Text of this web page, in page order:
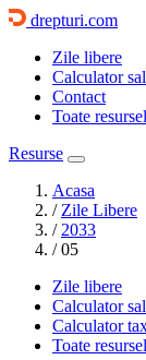
drepturi.com
Zile libere
Calculator
Contact
Toate
Resurse
Acasa
/ Zile Libere
/ 2033
/ 05
Zile libere
Calculator
Calculator
Toate